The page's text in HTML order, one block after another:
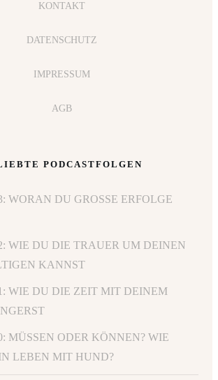
PODCASTFOLGEN
WORAN DU GROSSE ERFOLGE E
WIE DU DIE TRAUER UM DEINEN
KANNST
WIE DU DIE ZEIT MIT DEINEM
MÜSSEN ODER KÖNNEN? WIE
LEBEN MIT HUND?
KONTAKT
DATENSCHUTZ
IMPRESSUM
AGB